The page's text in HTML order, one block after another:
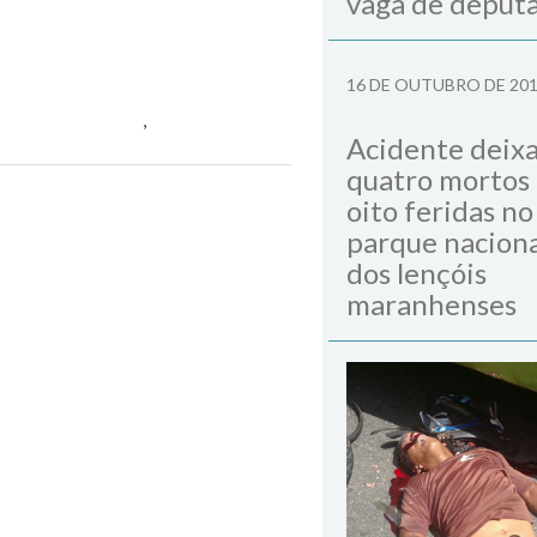
,
16 DE OUTUBRO DE
Acidente
quatro mortos
oito feridas no
parque
dos lençóis
maranhenses